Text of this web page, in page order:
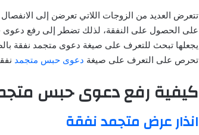
تتعرض العديد من الزوجات اللاتي تعرضن إلى
على الحصول على النفقة، لذلك تضطر إلى رفع
يجعلها تبحث للتعرف على صيغة دعوى متجمد نفقة
تحرص على التعرف على صيغة دعوى حبس متجمد
كيفية رفع دعوى حبس
انذار عرض متجمد نفقة